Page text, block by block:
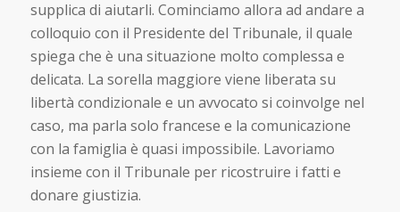
supplica di aiutarli. Cominciamo allora ad andare a
colloquio con il Presidente del Tribunale, il quale
spiega che è una situazione molto complessa e
delicata. La sorella maggiore viene liberata su
libertà condizionale e un avvocato si coinvolge nel
caso, ma parla solo francese e la comunicazione
con la famiglia è quasi impossibile. Lavoriamo
insieme con il Tribunale per ricostruire i fatti e
donare giustizia.